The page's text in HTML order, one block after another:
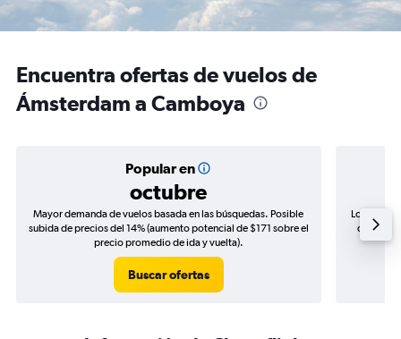
Encuentra ofertas de vuelos de
Ámsterdam a Camboya
Popular en
octubre
Mayor demanda de vuelos basada en las búsquedas. Posible
subida de precios del 14% (aumento potencial de $171 sobre el
precio promedio de ida y vuelta).
Buscar ofertas
Los
de